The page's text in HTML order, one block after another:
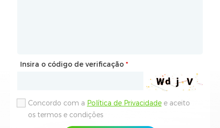
Insira o código de verificação *
Concordo com a Política de Privacidade e aceito
os termos e condições
Insira o código de verificação *
Concordo com a Política de Privacidade e aceito
os termos e condições